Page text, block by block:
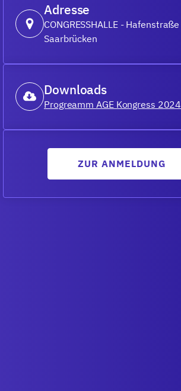
Adresse
CONGRESSHALLE -
Saarbrücken
Downloads
Progreamm AGE Kongress 2024
ZUR ANMELDUNG